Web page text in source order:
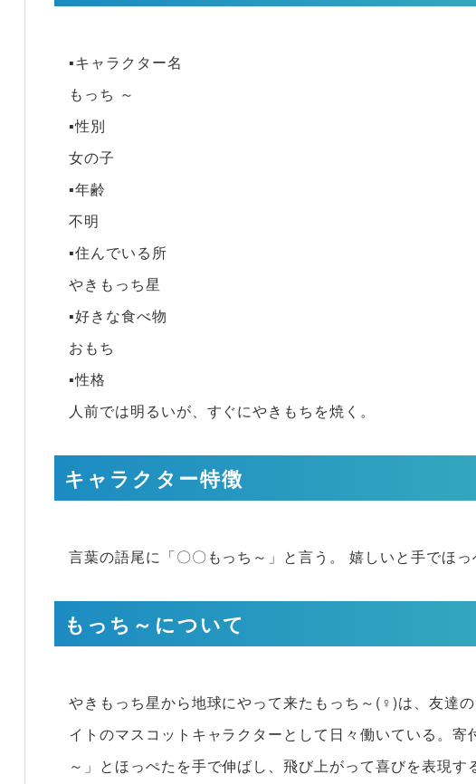
▪キャラクター名
もっち ～
▪性別
女の子
▪年齢
不明
▪住んでいる所
やきもっち星
▪好きな食べ物
おもち
▪性格
人前では明るいが、すぐにやきもちを焼く。
キャラクター特徴
言葉の語尾に「〇〇もっち～」と言う。 嬉しいと手でほ
もっち～について
やきもっち星から地球にやって来たもっち～(♀)は、友達
イトのマスコットキャラクターとして日々働いている。
～」とほっぺたを手で伸ばし、飛び上がって喜びを表現す